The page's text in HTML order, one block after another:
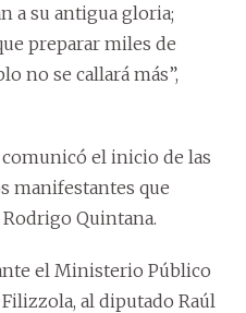
a su antigua gloria;
preparar miles de
no se callará más”,
el inicio de las
manifestantes que
Quintana.
el Ministerio Público
al diputado Raúl